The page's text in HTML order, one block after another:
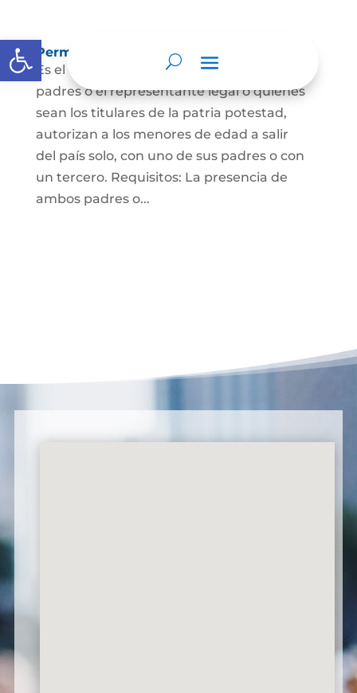
Abrir barra de herramientas
Permisos de salida de país temporal
Es el documento mediante el cual los
padres o el representante legal o quienes
sean los titulares de la patria potestad,
autorizan a los menores de edad a salir
del país solo, con uno de sus padres o con
un tercero. Requisitos: La presencia de
ambos padres o...